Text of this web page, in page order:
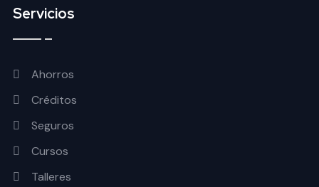
Servicios
Ahorros
Créditos
Seguros
Cursos
Talleres